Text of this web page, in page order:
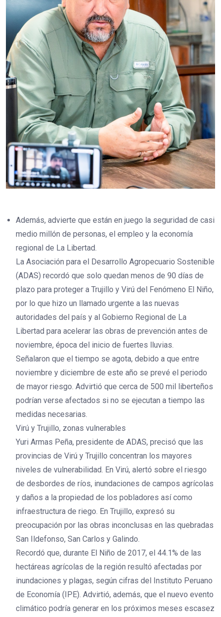
Además, advierte que están en juego la seguridad de casi
medio millón de personas, el empleo y la economía
regional de La Libertad.
La Asociación para el Desarrollo Agropecuario Sostenible
(ADAS) recordó que solo quedan menos de 90 días de
plazo para proteger a Trujillo y Virú del Fenómeno El Niño,
por lo que hizo un llamado urgente a las nuevas
autoridades del país y al Gobierno Regional de La
Libertad para acelerar las obras de prevención antes de
noviembre, época del inicio de fuertes lluvias.
Señalaron que el tiempo se agota, debido a que entre
noviembre y diciembre de este año se prevé el periodo
de mayor riesgo. Advirtió que cerca de 500 mil liberteños
podrían verse afectados si no se ejecutan a tiempo las
medidas necesarias.
Virú y Trujillo, zonas vulnerables
Yuri Armas Peña, presidente de ADAS, precisó que las
provincias de Virú y Trujillo concentran los mayores
niveles de vulnerabilidad. En Virú, alertó sobre el riesgo
de desbordes de ríos, inundaciones de campos agrícolas
y daños a la propiedad de los pobladores así como
infraestructura de riego. En Trujillo, expresó su
preocupación por las obras inconclusas en las quebradas
San Ildefonso, San Carlos y Galindo.
Recordó que, durante El Niño de 2017, el 44.1% de las
hectáreas agrícolas de la región resultó afectadas por
inundaciones y plagas, según cifras del Instituto Peruano
de Economía (IPE). Advirtió, además, que el nuevo evento
climático podría generar en los próximos meses escasez